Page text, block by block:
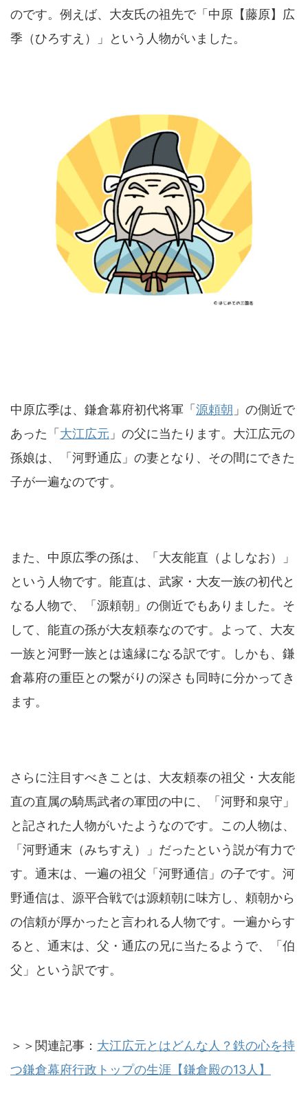
のです。例えば、大友氏の祖先で「中原【藤原】広
季（ひろすえ）」という人物がいました。
中原広季は、鎌倉幕府初代将軍「源頼朝 」の側近で
あった「大江広元 」の父に当たります。大江広元の
孫娘は、「河野通広」の妻となり、その間にできた
子が一遍なのです。
また、中原広季の孫は、「大友能直（よしなお）」
という人物です。能直は、武家・大友一族の初代と
なる人物で、「源頼朝」の側近でもありました。そ
して、能直の孫が大友頼泰なのです。よって、大友
一族と河野一族とは遠縁になる訳です。しかも、鎌
倉幕府の重臣との繋がりの深さも同時に分かってき
ます。
さらに注目すべきことは、大友頼泰の祖父・大友能
直の直属の騎馬武者の軍団の中に、「河野和泉守」
と記された人物がいたようなのです。この人物は、
「河野通末（みちすえ）」だったという説が有力で
す。通末は、一遍の祖父「河野通信」の子です。河
野通信は、源平合戦では源頼朝に味方し、頼朝から
の信頼が厚かったと言われる人物です。一遍からす
ると、通末は、父・通広の兄に当たるようで、「伯
父」という訳です。
＞＞関連記事： 大江広元とはどんな人？鉄の心を持
つ鎌倉幕府行政トップの生涯【鎌倉殿の13人】